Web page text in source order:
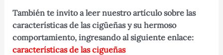
También te invito a leer nuestro artículo sobre las
características de las cigüeñas y su hermoso
comportamiento, ingresando al siguiente enlace:
características de las cigueñas